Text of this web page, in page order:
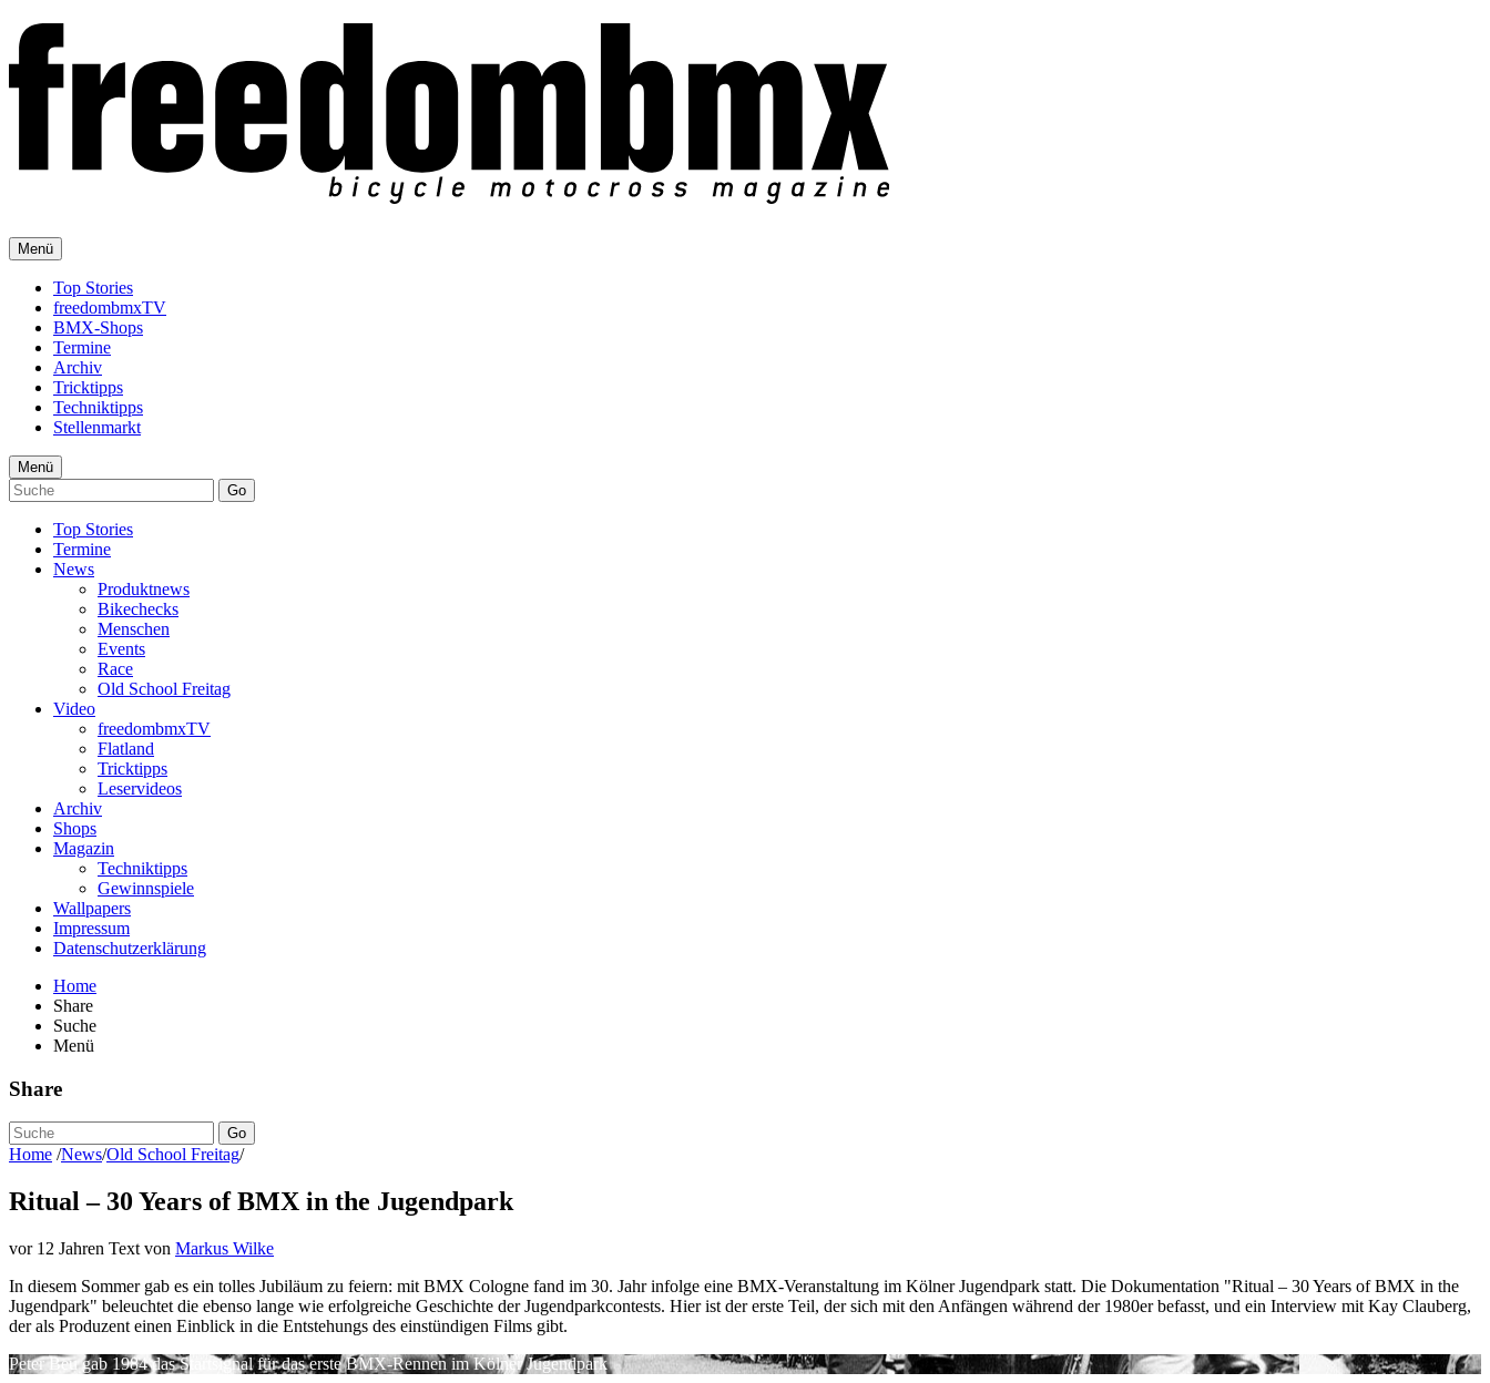
Menü
Top Stories
freedombmxTV
BMX-Shops
Termine
Archiv
Tricktipps
Techniktipps
Stellenmarkt
Menü
Go
Top Stories
Termine
News
Produktnews
Bikechecks
Menschen
Events
Race
Old School Freitag
Video
freedombmxTV
Flatland
Tricktipps
Leservideos
Archiv
Shops
Magazin
Techniktipps
Gewinnspiele
Wallpapers
Impressum
Datenschutzerklärung
Home
Share
Suche
Menü
Share
Go
Home /News/Old School Freitag/
Ritual – 30 Years of BMX in the Jugendpark
vor 12 Jahren Text von Markus Wilke
In diesem Sommer gab es ein tolles Jubiläum zu feiern: mit BMX Cologne fand im 30. Jahr infolge eine BMX-Veranstaltung im Kölner Jugendpark statt. Die Dokumentation "Ritual – 30 Years of BMX in the
Jugendpark" beleuchtet die ebenso lange wie erfolgreiche Geschichte der Jugendparkcontests. Hier ist der erste Teil, der sich mit den Anfängen während der 1980er befasst, und ein Interview mit Kay Clauberg,
der als Produzent einen Einblick in die Entstehungs des einstündigen Films gibt.
Peter Beu gab 1984 das Startsignal für das erste BMX-Rennen im Kölner Jugendpark